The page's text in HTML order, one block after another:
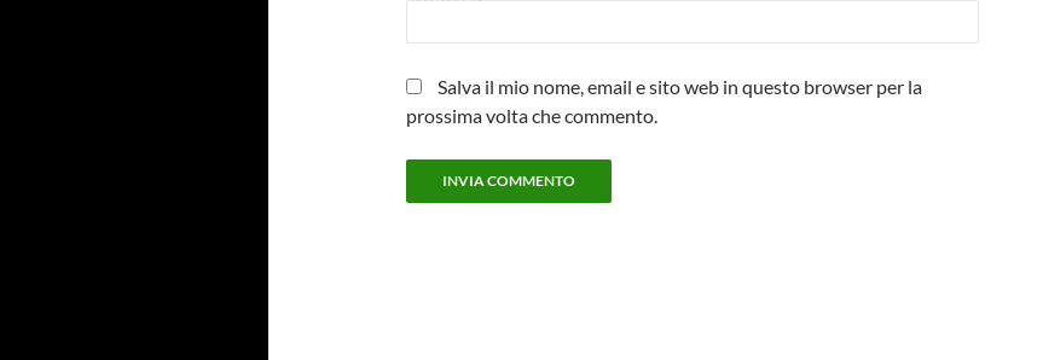
Salva il mio nome, email e sito web in questo browser per la
prossima volta che commento.